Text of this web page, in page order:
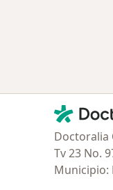
Doctoralia -
Doctoralia
Tv 23 No.
Municipio: